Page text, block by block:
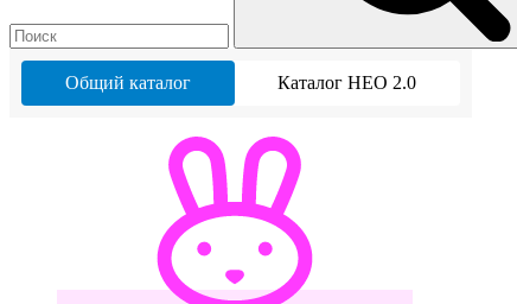
Общий каталог Каталог НЕО 2.0